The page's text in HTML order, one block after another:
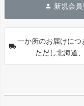
新規会
一か所のお届けに
ただし北海道